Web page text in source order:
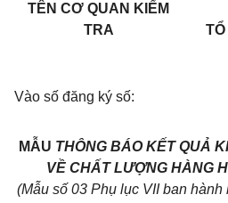
TÊN CƠ QUAN KIỂM
TRA
Vào số đăng ký số:
MẪU THÔNG BÁO KẾT QUẢ
VỀ CHẤT LƯỢNG HÀNG
(Mẫu số 03 Phụ lục VII ban